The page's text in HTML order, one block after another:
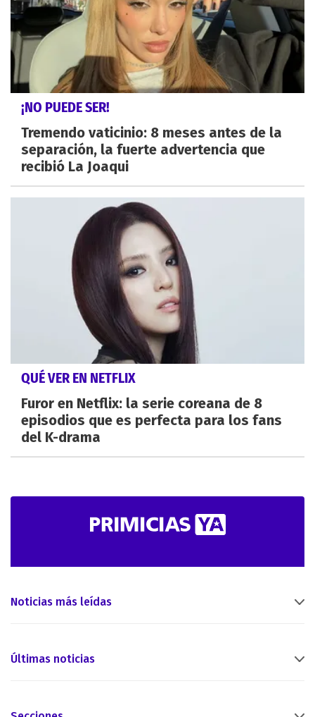
¡NO PUEDE SER!
Tremendo vaticinio: 8 meses antes de la
separación, la fuerte advertencia que
recibió La Joaqui
QUÉ VER EN NETFLIX
Furor en Netflix: la serie coreana de 8
episodios que es perfecta para los fans
del K-drama
Noticias más leídas
Últimas noticias